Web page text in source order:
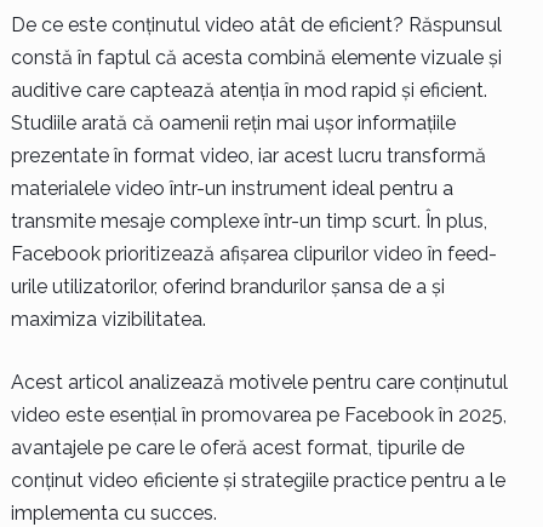
De ce este conținutul video atât de eficient? Răspunsul
constă în faptul că acesta combină elemente vizuale și
auditive care captează atenția în mod rapid și eficient.
Studiile arată că oamenii rețin mai ușor informațiile
prezentate în format video, iar acest lucru transformă
materialele video într-un instrument ideal pentru a
transmite mesaje complexe într-un timp scurt. În plus,
Facebook prioritizează afișarea clipurilor video în feed-
urile utilizatorilor, oferind brandurilor șansa de a și
maximiza vizibilitatea.
Acest articol analizează motivele pentru care conținutul
video este esențial în promovarea pe Facebook în 2025,
avantajele pe care le oferă acest format, tipurile de
conținut video eficiente și strategiile practice pentru a le
implementa cu succes.